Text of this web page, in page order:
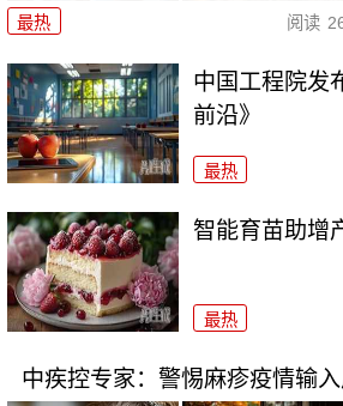
最热 阅读
中国工程院发
前沿》
最热
智能育苗助增
最热
中疾控专家：警惕麻疹疫情输